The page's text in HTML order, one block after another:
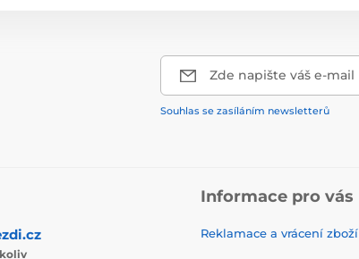
Zde napište váš e-mail
Souhlas se zasíláním newsletterů
Informace pro vás
Reklamace a vrácení zboží